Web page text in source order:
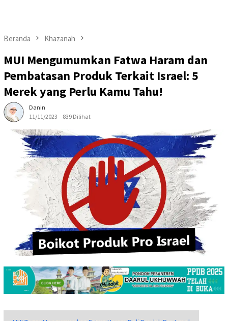
Beranda Khazanah
MUI Mengumumkan Fatwa Haram dan
Pembatasan Produk Terkait Israel: 5
Merek yang Perlu Kamu Tahu!
Danin
11/11/2023
839 Dilihat